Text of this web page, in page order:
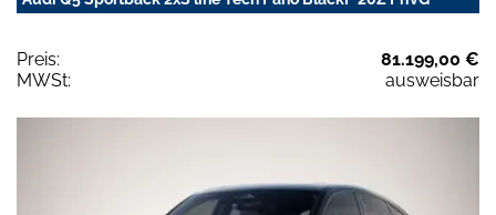
Preis:
81.199,00 €
MWSt:
ausweisbar